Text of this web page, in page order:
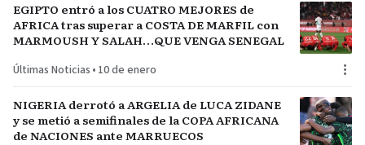
EGIPTO entró a los CUATRO MEJORES de
AFRICA tras superar a COSTA DE MARFIL con
MARMOUSH Y SALAH…QUE VENGA SENEGAL
Últimas Noticias • 10 de enero
NIGERIA derrotó a ARGELIA de LUCA ZIDANE
y se metió a semifinales de la COPA AFRICANA
de NACIONES ante MARRUECOS